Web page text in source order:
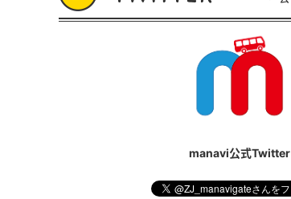
manavi公式Twitter